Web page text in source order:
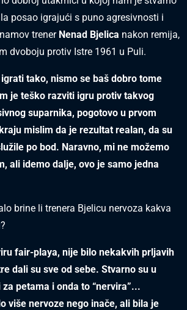
posao igrajući s puno agresivnosti i
trener Nenad Bjelica nakon remija,
dvoboju protiv Istre 1961 u Puli.
tako, nismo se baš dobro tome
je teško razviti igru protiv takvog
suparnika, pogotovo u prvom
mislim da je rezultat realan, da su
po bod. Naravno, mi ne možemo
ali idemo dalje, ovo je samo jedna
brine li trenera Bjelicu nervoza kakva
fair-playa, nije bilo nekakvih prljavih
dali su sve od sebe. Stvarno su u
petama i onda to “nervira”...
više nervoze nego inače, ali bila je